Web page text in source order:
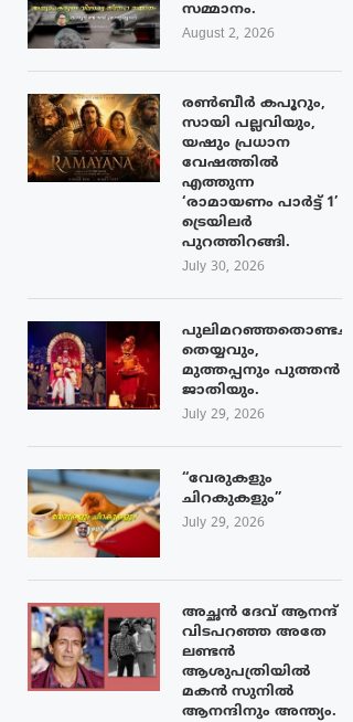
സമ്മാനം.
August 2, 2026
രൺബീർ കപൂറും,
സായി പല്ലവിയും,
യഷും പ്രധാന
വേഷത്തിൽ
എത്തുന്ന
‘രാമായണം പാർട്ട് 1’
ട്രെയിലർ
പുറത്തിറങ്ങി.
July 30, 2026
തെയ്യവും,
മുത്തപ്പനും പുത്തൻ
ജാതിയും.
July 29, 2026
“വേരുകളും
ചിറകുകളും”
July 29, 2026
അച്ഛൻ ദേവ് ആനന്ദ്
വിടപറഞ്ഞ അതേ
ലണ്ടൻ
ആശുപത്രിയിൽ
മകൻ സുനിൽ
ആനന്ദിനും അന്ത്യം.